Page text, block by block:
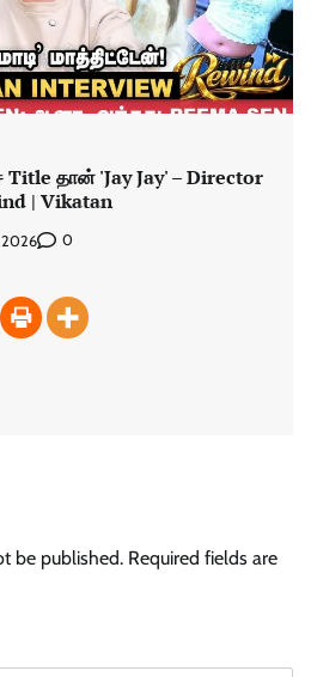
தான் 'Jay Jay' – Director
| Vikatan
2026 0
be published. Required fields are